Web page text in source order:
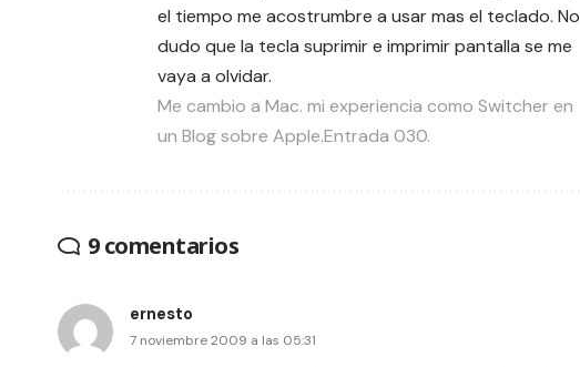
el tiempo me acostrumbre a usar mas el teclado. No
dudo que la tecla suprimir e imprimir pantalla se me
vaya a olvidar.
Me cambio a Mac. mi experiencia como Switcher en
un Blog sobre Apple.Entrada 030.
9 comentarios
ernesto
7 noviembre 2009 a las 05:31